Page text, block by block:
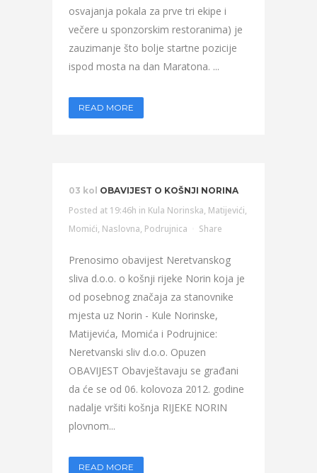
osvajanja pokala za prve tri ekipe i
večere u sponzorskim restoranima) je
zauzimanje što bolje startne pozicije
ispod mosta na dan Maratona. ...
READ MORE
03 kol OBAVIJEST O KOŠNJI NORINA
Posted at 19:46h in Kula Norinska, Matijevići,
Momići, Naslovna, Podrujnica Share
Prenosimo obavijest Neretvanskog
sliva d.o.o. o košnji rijeke Norin koja je
od posebnog značaja za stanovnike
mjesta uz Norin - Kule Norinske,
Matijevića, Momića i Podrujnice:
Neretvanski sliv d.o.o. Opuzen
OBAVIJEST Obavještavaju se građani
da će se od 06. kolovoza 2012. godine
nadalje vršiti košnja RIJEKE NORIN
plovnom...
READ MORE